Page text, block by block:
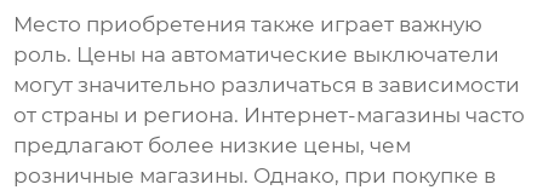
Место приобретения также играет важную
роль. Цены на автоматические выключатели
могут значительно различаться в зависимости
от страны и региона. Интернет-магазины часто
предлагают более низкие цены, чем
розничные магазины. Однако, при покупке в